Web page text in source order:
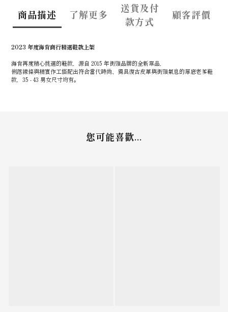
商品描述 了解更多
送貨及付
款方式
顧客評價
2023 年度海肯商行精選鞋款上架
海肯再度精心挑選的鞋款，源自 2015 年街頭品牌的全新單品，
俐落線條與精實作工搭配出符合當代時尚、獨具復古皮革與街頭氣息的厚底老爹鞋
款，35 - 43 男女尺寸均有。
您可能喜歡...